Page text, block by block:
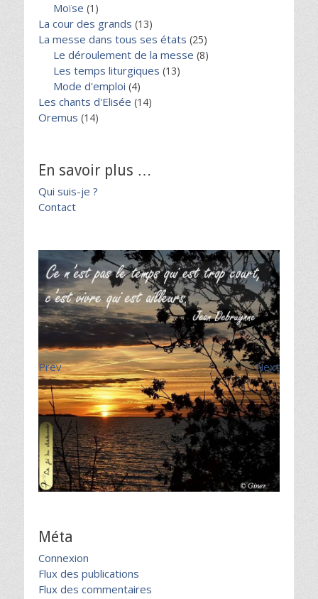
Moïse (1)
La cour des grands (13)
La messe dans tous ses états (25)
Le déroulement de la messe (8)
Les temps liturgiques (13)
Mode d'emploi (4)
Les chants d'Elisée (14)
Oremus (14)
En savoir plus …
Qui suis-je ?
Contact
Prev Next
Méta
Connexion
Flux des publications
Flux des commentaires